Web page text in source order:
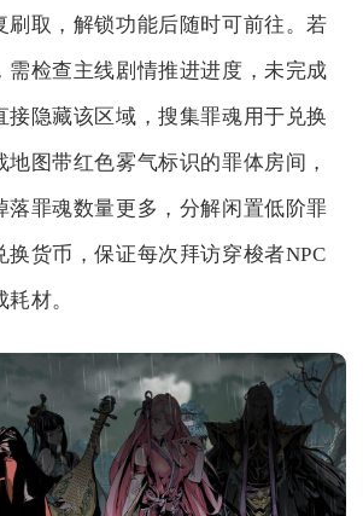
刷取，解锁功能后随时可前往。若
需检查主线剧情推进进度，未完成
接隐藏该区域，搜集罪魂用于兑换
图带红色雾气标识的罪体房间，
落罪魂数量更多，分解闲置低阶罪
换货币，保证每次拜访穿梭者NPC
材。